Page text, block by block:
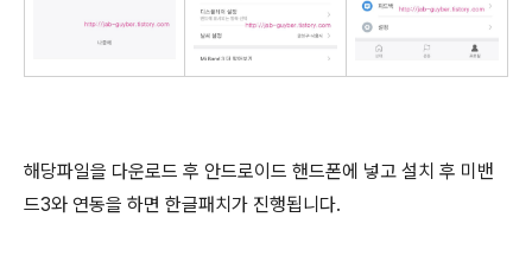
해당파일을 다운로드 후 안드로이드 핸드폰에 넣고 설치 후 미밴
드3와 연동을 하면 한글패치가 진행됩니다.